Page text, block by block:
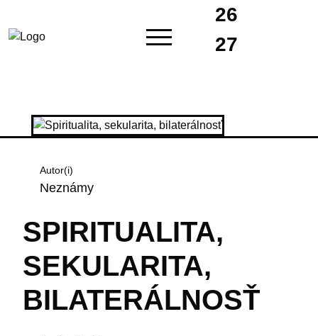
26
27
Autor(i)
Neznámy
SPIRITUALITA,
SEKULARITA,
BILATERÁLNOSŤ